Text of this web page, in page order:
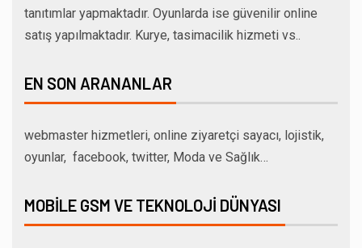
tanıtımlar yapmaktadır. Oyunlarda ise güvenilir online
satış yapılmaktadır. Kurye, tasimacilik hizmeti vs..
EN SON ARANANLAR
webmaster hizmetleri, online ziyaretçi sayacı, lojistik,
oyunlar, facebook, twitter, Moda ve Sağlık…
MOBILE GSM VE TEKNOLOJI DÜNYASI